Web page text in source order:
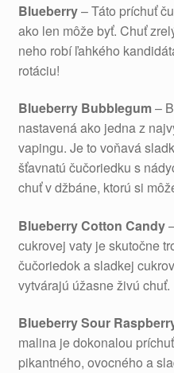
Blueberry– Táto príchuť
ako len môže byť. Chuť
neho robí ľahkého
rotáciu!
Blueberry Bubblegum–
nastavená ako jedna z
vapingu. Je to voňavá
šťavnatú čučoriedku s
chuť v džbáne, ktorú si
Blueberry Cotton Candy
cukrovej vaty je skutočne
čučoriedok a sladkej
vytvárajú úžasne živú chuť.
Blueberry Sour
malina je dokonalou
pikantného, ​​ovocného a